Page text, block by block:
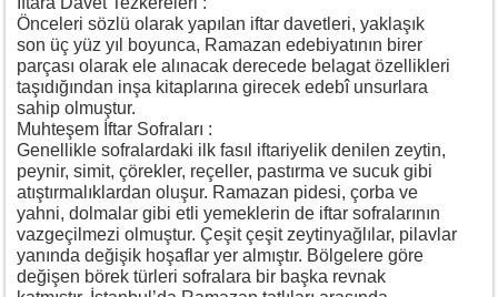
Önceleri sözlü olarak yapılan iftar davetleri, yaklaşık
son üç yüz yıl boyunca, Ramazan edebiyatının birer
parçası olarak ele alınacak derecede belagat özellikleri
taşıdığından inşa kitaplarına girecek edebî unsurlara
sahip olmuştur.
Muhteşem İftar Sofraları :
Genellikle sofralardaki ilk fasıl iftariyelik denilen zeytin,
peynir, simit, çörekler, reçeller, pastırma ve sucuk gibi
atıştırmalıklardan oluşur. Ramazan pidesi, çorba ve
yahni, dolmalar gibi etli yemeklerin de iftar sofralarının
vazgeçilmezi olmuştur. Çeşit çeşit zeytinyağlılar, pilavlar
yanında değişik hoşaflar yer almıştır. Bölgelere göre
değişen börek türleri sofralara bir başka revnak